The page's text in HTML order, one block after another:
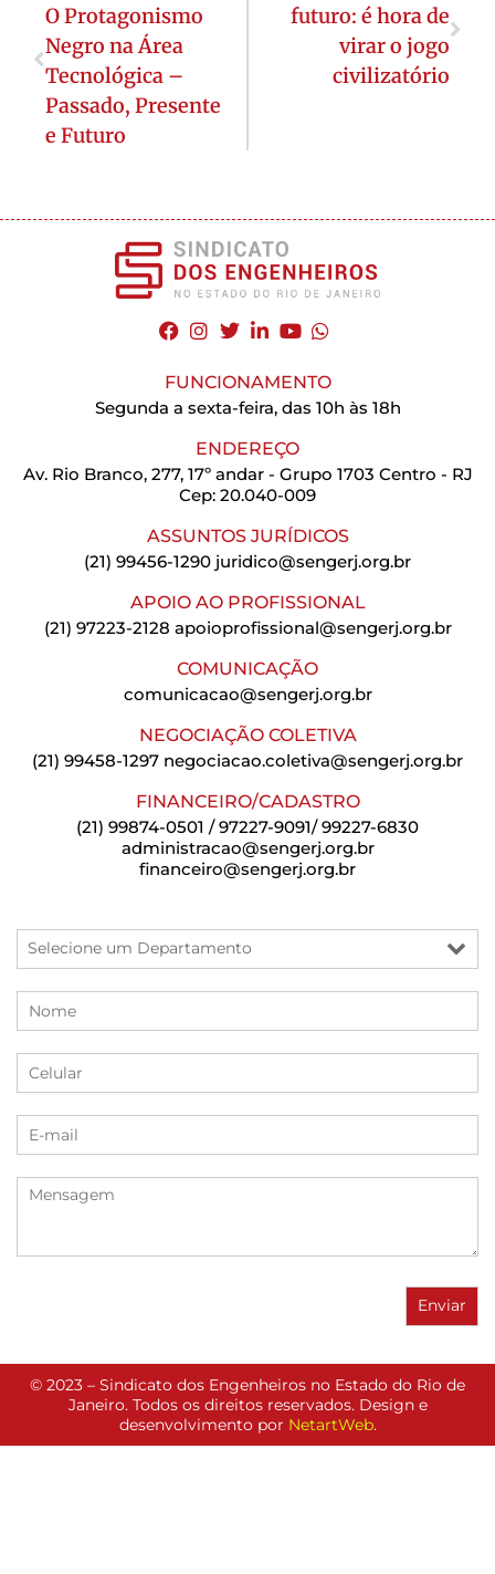
O Protagonismo
Negro na Área
Tecnológica –
Passado, Presente
e Futuro
futuro: é hora de
virar o jogo
civilizatório
FUNCIONAMENTO
Segunda a sexta-feira, das 10h às 18h
ENDEREÇO
Av. Rio Branco, 277, 17º andar - Grupo 1703 Centro - RJ
Cep: 20.040-009
ASSUNTOS JURÍDICOS
(21) 99456-1290 juridico@sengerj.org.br
APOIO AO PROFISSIONAL
(21) 97223-2128 apoioprofissional@sengerj.org.br
COMUNICAÇÃO
comunicacao@sengerj.org.br
NEGOCIAÇÃO COLETIVA
(21) 99458-1297 negociacao.coletiva@sengerj.org.br
FINANCEIRO/CADASTRO
(21) 99874-0501 / 97227-9091/ 99227-6830
administracao@sengerj.org.br
financeiro@sengerj.org.br
© 2023 – Sindicato dos Engenheiros no Estado do Rio de
Janeiro. Todos os direitos reservados. Design e
desenvolvimento por NetartWeb.